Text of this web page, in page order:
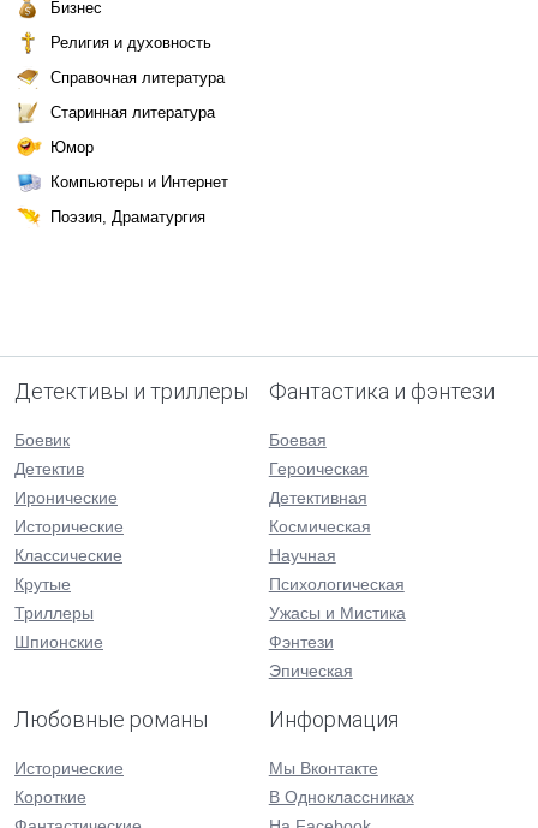
Бизнес
Религия и духовность
Справочная литература
Старинная литература
Юмор
Компьютеры и Интернет
Поэзия, Драматургия
Детективы и триллеры
Боевик
Детектив
Иронические
Исторические
Классические
Крутые
Триллеры
Шпионские
Фантастика и фэнтези
Боевая
Героическая
Детективная
Космическая
Научная
Психологическая
Ужасы и Мистика
Фэнтези
Эпическая
Любовные романы
Исторические
Короткие
Информация
Мы Вконтакте
В Одноклассниках